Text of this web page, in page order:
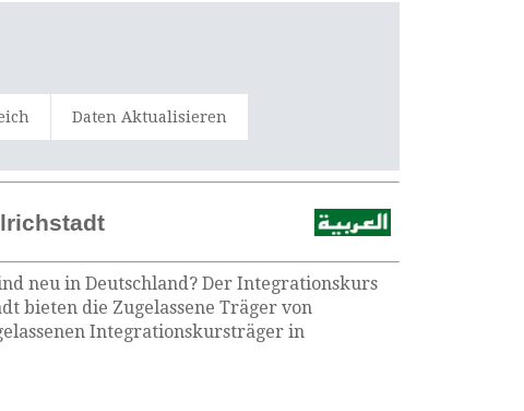
Daten Aktualisieren
neu in Deutschland? Der Integrationskurs
bieten die Zugelassene Träger von
Integrationskursträger in